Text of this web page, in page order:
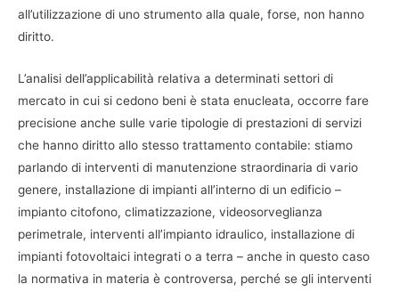
all’utilizzazione di uno strumento alla quale, forse, non hanno
diritto.
L’analisi dell’applicabilità relativa a determinati settori di
mercato in cui si cedono beni è stata enucleata, occorre fare
precisione anche sulle varie tipologie di prestazioni di servizi
che hanno diritto allo stesso trattamento contabile: stiamo
parlando di interventi di manutenzione straordinaria di vario
genere, installazione di impianti all’interno di un edificio –
impianto citofono, climatizzazione, videosorveglianza
perimetrale, interventi all’impianto idraulico, installazione di
impianti fotovoltaici integrati o a terra – anche in questo caso
la normativa in materia è controversa, perché se gli interventi